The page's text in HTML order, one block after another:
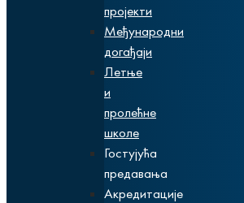
пројекти
Међународни
догађаји
Летње
и
пролећне
школе
Гостујућа
предавања
Акредитације